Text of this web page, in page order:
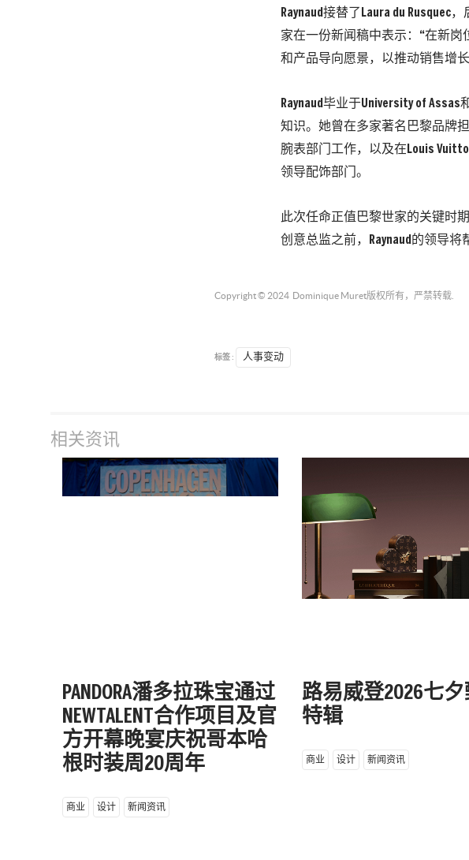
Raynaud接替了Laura du
家在一份新闻稿中表示：“在新岗
和产品导向愿景，以推动销售增
Raynaud毕业于University of
知识。她曾在多家著名巴黎品牌
腕表部门工作，以及在Louis
领导配饰部门。
此次任命正值巴黎世家的关键时
创意总监之前，Raynaud的领导将
Copyright © 2024 Dominique Muret版权所有，严禁转载.
标签 : 人事变动
相关资讯
PANDORA潘多拉珠宝通过
NEWTALENT合作项目及官
方开幕晚宴庆祝哥本哈
根时装周20周年
商业 设计 新闻资讯
路易威登2026七
特辑
商业 设计 新闻资讯